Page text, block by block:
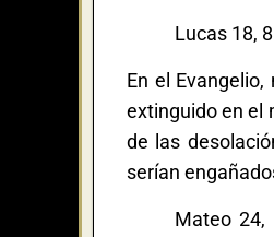
Lucas 18,
En el
extinguido en el
de las
serían
Mateo 24,